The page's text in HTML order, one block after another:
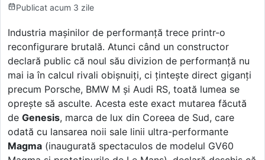
Publicat acum 3 zile
Industria mașinilor de performanță trece printr-o
reconfigurare brutală. Atunci când un constructor
declară public că noul său divizion de performanță nu
mai ia în calcul rivali obișnuiți, ci țintește direct giganți
precum Porsche, BMW M și Audi RS, toată lumea se
oprește să asculte. Acesta este exact mutarea făcută
de Genesis, marca de lux din Coreea de Sud, care
odată cu lansarea noii sale linii ultra-performante
Magma (inaugurată spectaculos de modelul GV60